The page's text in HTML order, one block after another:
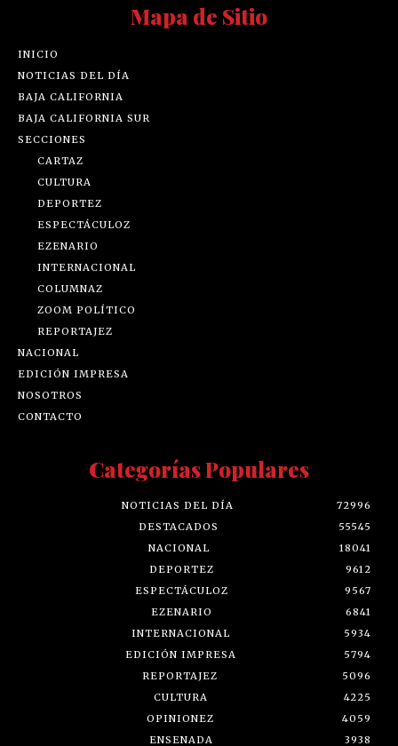
Mapa de Sitio
INICIO
NOTICIAS DEL DÍA
BAJA CALIFORNIA
BAJA CALIFORNIA SUR
SECCIONES
CARTAZ
CULTURA
DEPORTEZ
ESPECTÁCULOZ
EZENARIO
INTERNACIONAL
COLUMNAZ
ZOOM POLÍTICO
REPORTAJEZ
NACIONAL
EDICIÓN IMPRESA
NOSOTROS
CONTACTO
Categorías Populares
NOTICIAS DEL DÍA
72996
DESTACADOS
55545
NACIONAL
18041
DEPORTEZ
9612
ESPECTÁCULOZ
9567
EZENARIO
6841
INTERNACIONAL
5934
EDICIÓN IMPRESA
5794
REPORTAJEZ
5096
CULTURA
4225
OPINIONEZ
4059
ENSENADA
3938